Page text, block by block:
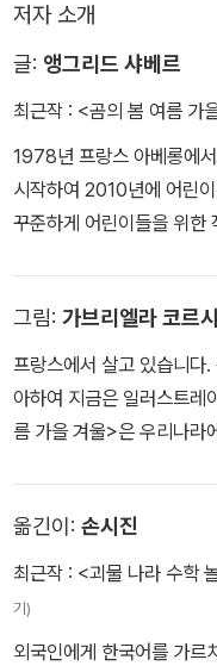
저자 소개
글: 앵그리드 샤베르
최근작 : <곰의 봄 여름 가
1978년 프랑스 아베롱에
시작하여 2010년에 어린
꾸준하게 어린이들을 위한
그림: 가브리엘라 코르
프랑스에서 살고 있습니다
아하여 지금은 일러스트레
름 가을 겨울>은 우리나라
옮긴이: 손시진
최근작 : <괴물 나라 수학
기)
외국인에게 한국어를 가르